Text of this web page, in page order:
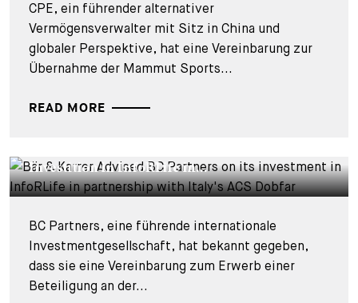
CPE, ein führender alternativer
Vermögensverwalter mit Sitz in China und
globaler Perspektive, hat eine Vereinbarung zur
Übernahme der Mammut Sports...
READ MORE
Investition in InfoRLife in...
BC Partners, eine führende internationale
Investmentgesellschaft, hat bekannt gegeben,
dass sie eine Vereinbarung zum Erwerb einer
Beteiligung an der...